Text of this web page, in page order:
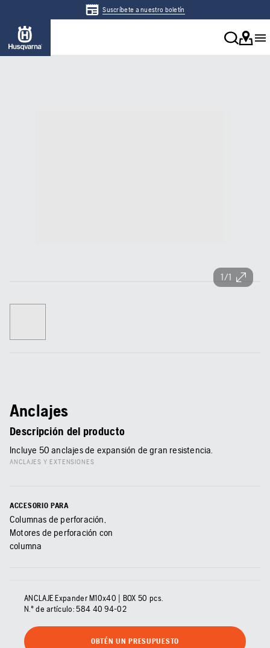
Suscríbete a nuestro boletín
1/1
Anclajes
Descripción del producto
Incluye 50 anclajes de expansión de gran resistencia.
ANCLAJES Y EXTENSIONES
ACCESORIO PARA
Columnas de perforación,
Motores de perforación con
columna
ANCLAJE Expander M10x40 | BOX 50 pcs.
N.º de artículo: 584 40 94‑02
OBTÉN UN PRESUPUESTO